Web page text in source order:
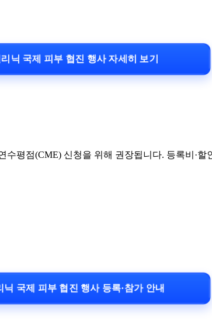
닉 국제 피부 협진 행사 자세히 보기
평점(CME) 신청을 위해 권장됩니다. 등록비·
닉 국제 피부 협진 행사 등록·참가 안내